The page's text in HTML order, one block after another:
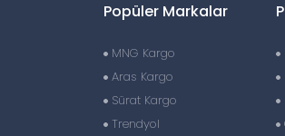
Popüler Markalar
MNG Kargo
Aras Kargo
Sürat Kargo
Trendyol